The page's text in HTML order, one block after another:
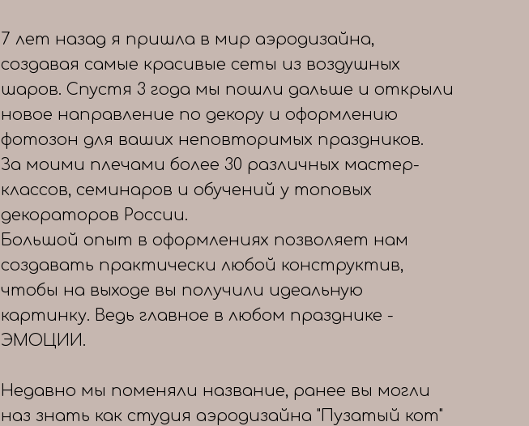
7 лет назад я пришла в мир аэродизайна,
создавая самые красивые сеты из воздушных
шаров. Спустя 3 года мы пошли дальше и открыли
новое направление по декору и оформлению
фотозон для ваших неповторимых праздников.
За моими плечами более 30 различных мастер-
классов, семинаров и обучений у топовых
декораторов России.
Большой опыт в оформлениях позволяет нам
создавать практически любой конструктив,
чтобы на выходе вы получили идеальную
картинку. Ведь главное в любом празднике -
ЭМОЦИИ.
Недавно мы поменяли название, ранее вы могли
наз знать как студия аэродизайна "Пузатый кот"